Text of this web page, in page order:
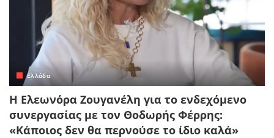
Ελλάδα
Η Ελεωνόρα Ζουγανέλη για το ενδεχόμενο
συνεργασίας με τον Θοδωρής Φέρρης:
«Κάποιος δεν θα περνούσε το ίδιο καλά»